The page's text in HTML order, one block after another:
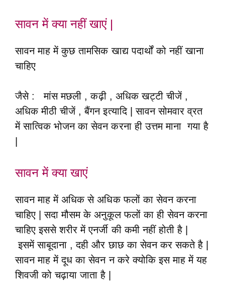
सावन में क्या नहीं खाएं |
सावन माह में कुछ तामसिक खाद्य पदार्थों को नहीं खाना
चाहिए
जैसे : मांस मछली , कढ़ी , अधिक खट्टी चीजें ,
अधिक मीठी चीजें , बैंगन इत्यादि | सावन सोमवार व्रत
में सात्विक भोजन का सेवन करना ही उत्तम माना गया है
सावन में क्या खाएं
सावन माह में अधिक से अधिक फलों का सेवन करना
चाहिए | सदा मौसम के अनुकूल फलों का ही सेवन करना
चाहिए इससे शरीर में एनर्जी की कमी नहीं होती है |
इसमें साबूदाना , दही और छाछ का सेवन कर सकते है |
सावन माह में दूध का सेवन न करे क्योकि इस माह में यह
शिवजी को चढ़ाया जाता है |